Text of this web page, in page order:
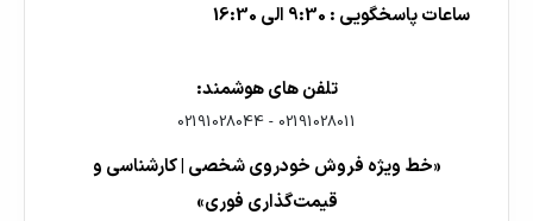
ساعات پاسخگویی : 9:30 الی 16:30
تلفن های هوشمند:
02191028011
-
02191028044
«خط ویژه فروش خودروی شخصی | کارشناسی و
قیمت‌گذاری فوری»